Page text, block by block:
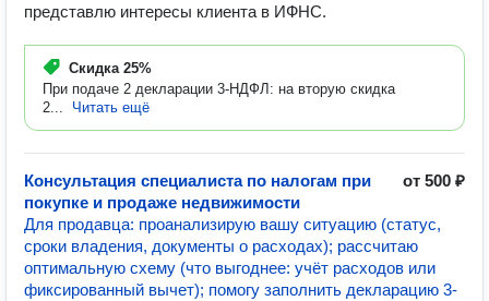
представлю интересы клиента в ИФНС.
Скидка 25%
При подаче 2 декларации 3-НДФЛ: на вторую скидка
2...
Читать ещё
Консультация специалиста по налогам при
покупке и продаже недвижимости
от 500 ₽
Для продавца: проанализирую вашу ситуацию (статус,
сроки владения, документы о расходах); рассчитаю
оптимальную схему (что выгоднее: учёт расходов или
фиксированный вычет); помогу заполнить декларацию 3-